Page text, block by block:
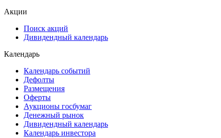
Акции
Поиск акций
Дивидендный календарь
Календарь
Календарь событий
Дефолты
Размещения
Оферты
Аукционы госбумаг
Денежный рынок
Дивидендный календарь
Календарь инвестора